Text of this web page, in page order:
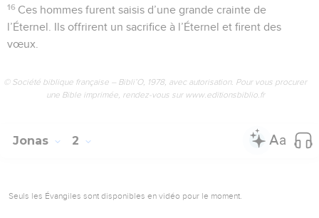
16 Ces hommes furent saisis d’une grande crainte de
l’Éternel. Ils offrirent un sacrifice à l’Éternel et firent des
vœux.
© Société biblique française – Bibli’O, 1978, avec autorisation. Pour vous procurer
une Bible imprimée, rendez-vous sur www.editionsbiblio.fr
Jonas 2
Seuls les Évangiles sont disponibles en vidéo pour le moment.